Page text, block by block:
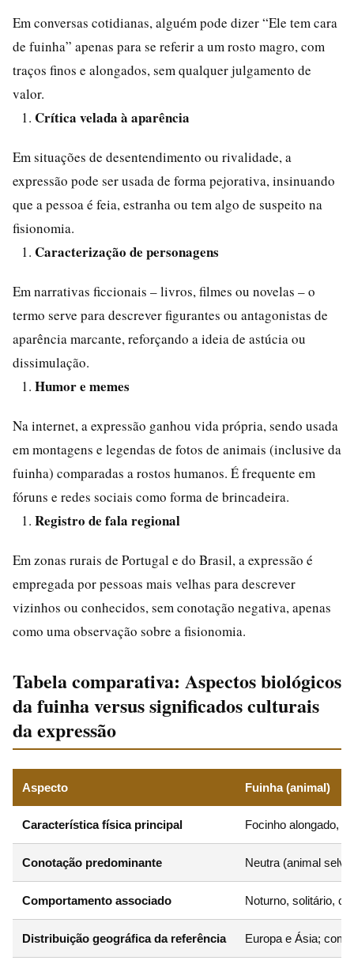
Em conversas cotidianas, alguém pode dizer “Ele tem cara
de fuinha” apenas para se referir a um rosto magro, com
traços finos e alongados, sem qualquer julgamento de
valor.
Crítica velada à aparência
Em situações de desentendimento ou rivalidade, a
expressão pode ser usada de forma pejorativa, insinuando
que a pessoa é feia, estranha ou tem algo de suspeito na
fisionomia.
Caracterização de personagens
Em narrativas ficcionais – livros, filmes ou novelas – o
termo serve para descrever figurantes ou antagonistas de
aparência marcante, reforçando a ideia de astúcia ou
dissimulação.
Humor e memes
Na internet, a expressão ganhou vida própria, sendo usada
em montagens e legendas de fotos de animais (inclusive da
fuinha) comparadas a rostos humanos. É frequente em
fóruns e redes sociais como forma de brincadeira.
Registro de fala regional
Em zonas rurais de Portugal e do Brasil, a expressão é
empregada por pessoas mais velhas para descrever
vizinhos ou conhecidos, sem conotação negativa, apenas
como uma observação sobre a fisionomia.
Tabela comparativa: Aspectos biológicos
da fuinha versus significados culturais
da expressão
Aspecto Fuinha (animal)
Característica física principal Focinho alongado,
Conotação predominante Neutra (animal
Comportamento associado Noturno, solitário,
Distribuição geográfica da referência Europa e Ásia;